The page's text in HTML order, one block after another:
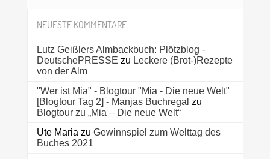
NEUESTE KOMMENTARE
Lutz Geißlers Almbackbuch: Plötzblog -
DeutschePRESSE zu Leckere (Brot-)Rezepte
von der Alm
"Wer ist Mia" - Blogtour "Mia - Die neue Welt"
[Blogtour Tag 2] - Manjas Buchregal zu
Blogtour zu „Mia – Die neue Welt“
Ute Maria zu Gewinnspiel zum Welttag des
Buches 2021